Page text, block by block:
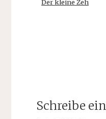
Der kleine Zeh
Schreibe